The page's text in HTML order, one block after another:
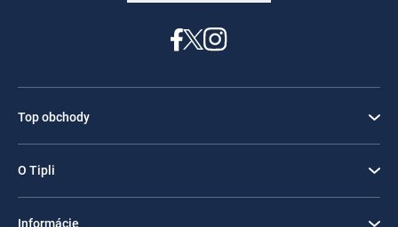
Top obchody
O Tipli
Informácie